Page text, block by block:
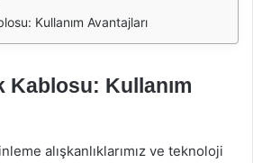
Kullanım Avantajları
Kablosu: Kullanım
alışkanlıklarımız ve teknoloji